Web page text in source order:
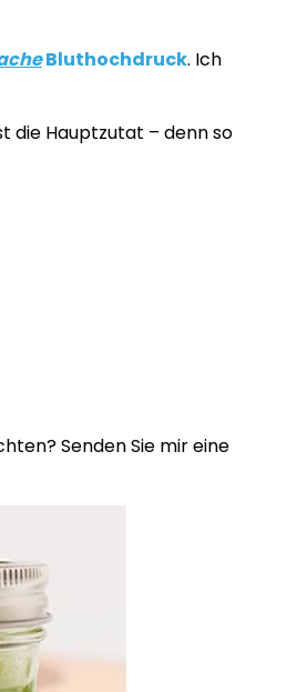
Bluthochdruck. Ich
die Hauptzutat – denn so
Senden Sie mir eine